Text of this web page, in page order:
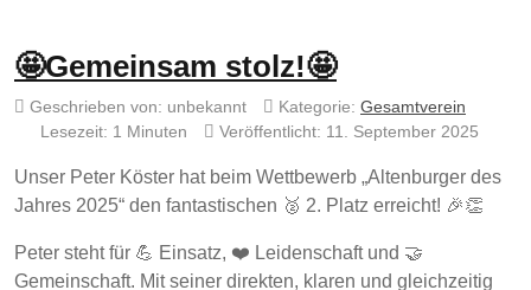
🤩Gemeinsam stolz!🤩
Geschrieben von: unbekannt Kategorie: Gesamtverein
Lesezeit: 1 Minuten
Veröffentlicht: 11. September 2025
Unser Peter Köster hat beim Wettbewerb „Altenburger des
Jahres 2025“ den fantastischen 🥈 2. Platz erreicht! 🎉👏
Peter steht für 💪 Einsatz, ❤️ Leidenschaft und 🤝
Gemeinschaft. Mit seiner direkten, klaren und gleichzeitig